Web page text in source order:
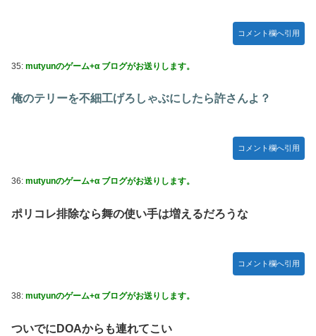
コメント欄へ引用
35: mutyunのゲーム+α ブログがお送りします。
俺のテリーを不細工げろしゃぶにしたら許さんよ？
コメント欄へ引用
36: mutyunのゲーム+α ブログがお送りします。
ポリコレ排除なら舞の使い手は増えるだろうな
コメント欄へ引用
38: mutyunのゲーム+α ブログがお送りします。
ついでにDOAからも連れてこい